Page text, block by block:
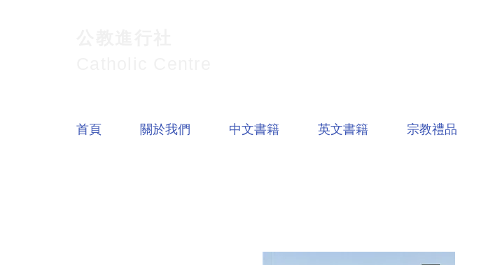
首頁 關於我們 中文書籍 英文書籍 宗教禮品